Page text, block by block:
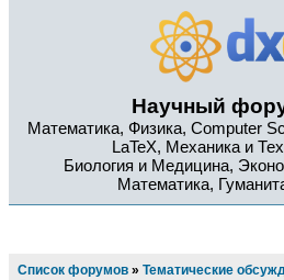
Научный
Математика, Физика, Computer
LaTeX, Механика и
Биология и Медицина,
Математика,
Список форумов » Тематические